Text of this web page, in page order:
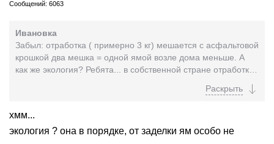
Сообщений: 6063
Ивановка
Забыл: отработка ( примерно 3 кг) мешается с асфальтовой
крошкой два мешка = одной ямой возле дома меньше. А
как же экология? Ребята... в собственной стране отработкой
хмм...
экология ? она в порядке, от заделки ям особо не